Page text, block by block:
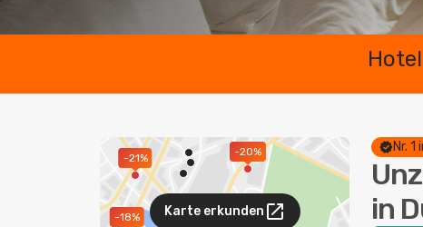
-21%
-20%
-18% Karte erkunden
Nr.
in